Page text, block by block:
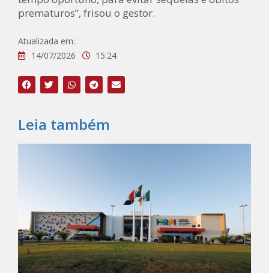
prematuros”, frisou o gestor.
Atualizada em:
14/07/2026
15:24
Leia também